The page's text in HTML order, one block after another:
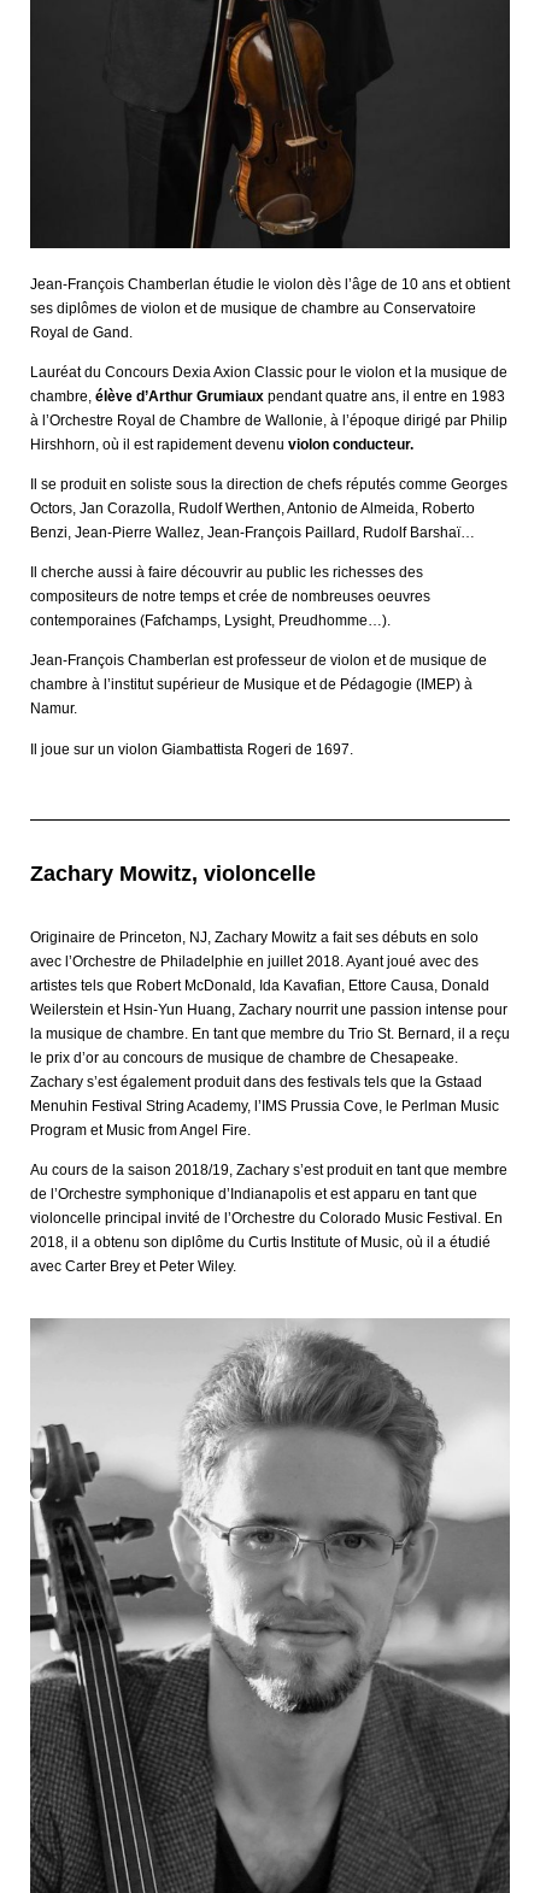
Jean-François Chamberlan étudie le violon dès l’âge de 10 ans et obtient
ses diplômes de violon et de musique de chambre au Conservatoire
Royal de Gand.
Lauréat du Concours Dexia Axion Classic pour le violon et la musique de
chambre, élève d’Arthur Grumiaux pendant quatre ans, il entre en 1983
à l’Orchestre Royal de Chambre de Wallonie, à l’époque dirigé par Philip
Hirshhorn, où il est rapidement devenu violon conducteur.
Il se produit en soliste sous la direction de chefs réputés comme Georges
Octors, Jan Corazolla, Rudolf Werthen, Antonio de Almeida, Roberto
Benzi, Jean-Pierre Wallez, Jean-François Paillard, Rudolf Barshaï…
Il cherche aussi à faire découvrir au public les richesses des
compositeurs de notre temps et crée de nombreuses oeuvres
contemporaines (Fafchamps, Lysight, Preudhomme…).
Jean-François Chamberlan est professeur de violon et de musique de
chambre à l’institut supérieur de Musique et de Pédagogie (IMEP) à
Namur.
Il joue sur un violon Giambattista Rogeri de 1697.
Zachary Mowitz, violoncelle
Originaire de Princeton, NJ, Zachary Mowitz a fait ses débuts en solo
avec l’Orchestre de Philadelphie en juillet 2018. Ayant joué avec des
artistes tels que Robert McDonald, Ida Kavafian, Ettore Causa, Donald
Weilerstein et Hsin-Yun Huang, Zachary nourrit une passion intense pour
la musique de chambre. En tant que membre du Trio St. Bernard, il a reçu
le prix d’or au concours de musique de chambre de Chesapeake.
Zachary s’est également produit dans des festivals tels que la Gstaad
Menuhin Festival String Academy, l’IMS Prussia Cove, le Perlman Music
Program et Music from Angel Fire.
Au cours de la saison 2018/19, Zachary s’est produit en tant que membre
de l’Orchestre symphonique d’Indianapolis et est apparu en tant que
violoncelle principal invité de l’Orchestre du Colorado Music Festival. En
2018, il a obtenu son diplôme du Curtis Institute of Music, où il a étudié
avec Carter Brey et Peter Wiley.